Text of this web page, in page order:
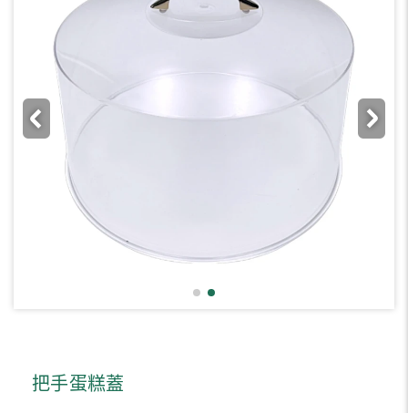
把手蛋糕蓋